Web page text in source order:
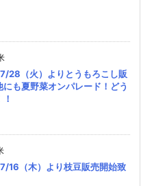
28（火）よりとうもろこし販
も夏野菜オンパレード！どう
16（木）より枝豆販売開始致